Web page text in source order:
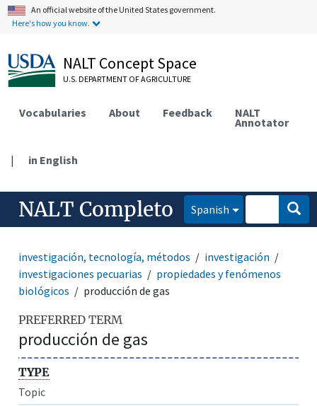
An official website of the United States government.
Here's how you know.
NALT Concept Space
U.S. DEPARTMENT OF AGRICULTURE
Vocabularies About Feedback NALT
Annotator
| in English
NALT Completo Spanish
investigación, tecnología, métodos
investigación
investigaciones pecuarias
propiedades y fenómenos
biológicos
producción de gas
PREFERRED TERM
producción de gas
TYPE
Topic